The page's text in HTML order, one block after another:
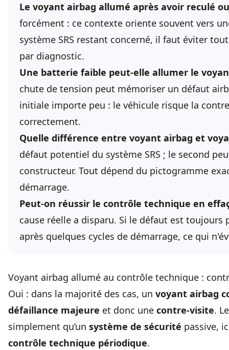
Le voyant airbag allumé après avoir reculé
forcément : ce contexte oriente souvent vers
système SRS restant concerné, il faut éviter
par diagnostic.
Une batterie faible peut-elle allumer le
chute de tension peut mémoriser un défaut
initiale importe peu : le véhicule risque la
correctement.
Quelle différence entre voyant airbag et
défaut potentiel du système SRS ; le second
constructeur. Tout dépend du pictogramme
démarrage.
Peut-on réussir le contrôle technique en
cause réelle a disparu. Si le défaut est
après quelques cycles de démarrage, ce qui
Voyant airbag allumé au contrôle technique :
Oui : dans la majorité des cas, un voyant airbag
défaillance majeure et donc une contre-visite.
simplement qu’un système de sécurité passive,
contrôle technique périodique.